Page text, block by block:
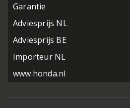
Garantie
Adviesprijs NL
Adviesprijs BE
Importeur NL
www.honda.nl